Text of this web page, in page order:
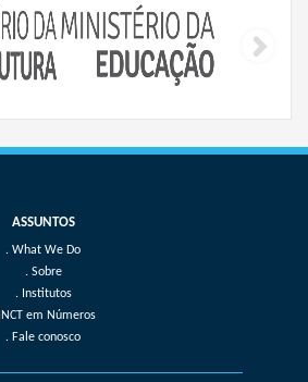
What We Do
Sobre
Institutos
INCT em Números
Fale conosco